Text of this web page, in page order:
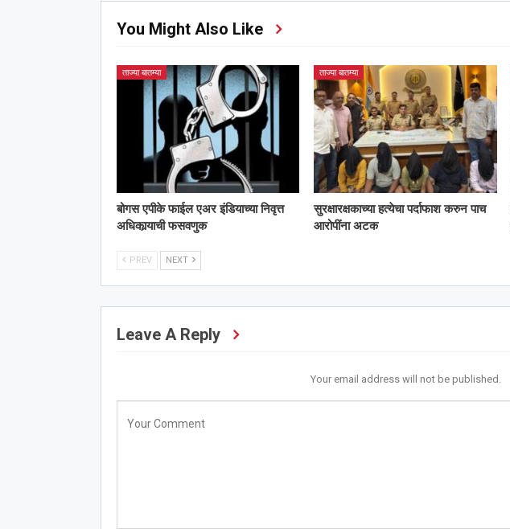
You Might Also Like
ताज्या बातम्या
बोगस एपीके फाईल एअर इंडियाच्या निवृत्त
अधिकार्‍याची फसवणुक
ताज्या बातम्या
सुरक्षारक्षकाच्या हत्येचा पर्दाफाश करुन पाच
आरोपींना अटक
PREV NEXT
Leave A Reply
Your email address will not be published.